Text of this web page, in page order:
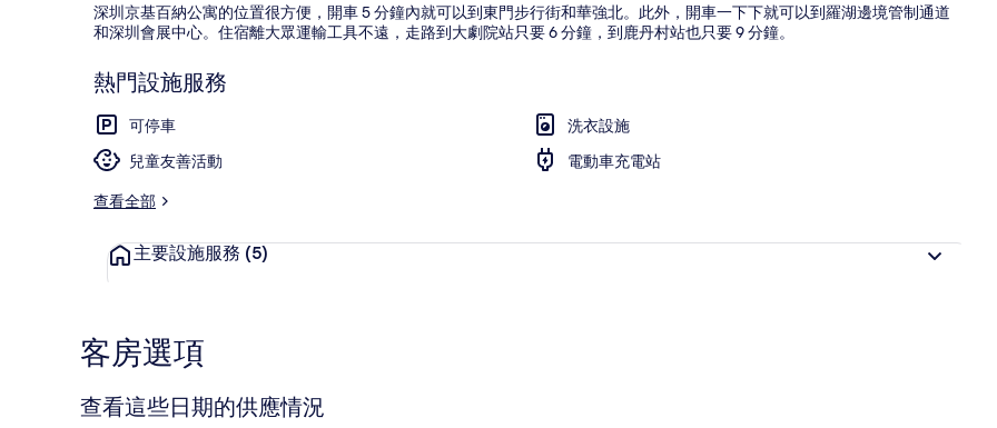
深圳京基百納公寓的位置很方便，開車 5 分鐘內就可以到東門步行街和華強北。此外，開車一下下就可以到羅湖邊境管制通道
和深圳會展中心。住宿離大眾運輸工具不遠，走路到大劇院站只要 6 分鐘，到鹿丹村站也只要 9 分鐘。
熱門設施服務
可停車
洗衣設施
兒童友善活動
電動車充電站
查看全部
主要設施服務 (5)
客房選項
查看這些日期的供應情況